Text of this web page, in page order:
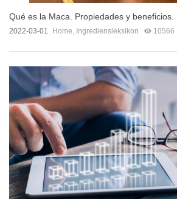
Qué es la Maca. Propiedades y beneficios.
2022-03-01 Home, Ingrediensleksikon 10566